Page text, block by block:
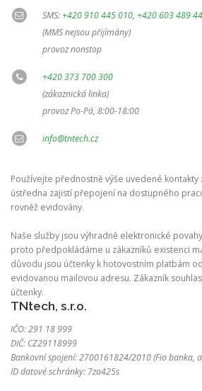
SMS:+420 910 445 010, +420 603 489
(MMS nejsou přijímány)
provoz nonstop
+420 373 700 300
(zákaznická linka)
provoz Po-Pá, 8:00-18:00
info@tntech.cz
Používejte přednostně výše uvedené kontakty
ústředna zajistí přepojení na dostupného
rovněž evidovány.
Naše služby jsou výhradně elektronické
proto předpokládáme u zákazníků existenci
důvodu jsou účtenky k hotovostním platbám
evidovanou mailovou adresu. Zákazník
účtenky.
TNtech, s.r.o.
IČO: 291 18 999
DIČ: CZ29118999
Bankovní spojení: 2700161824/2010 (Fio banka,
ID datové schránky: 7za425s